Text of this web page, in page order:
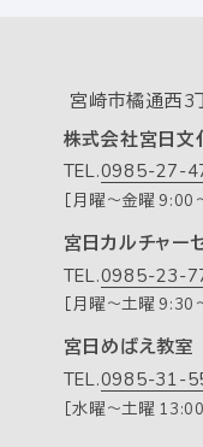
宮崎市橘通西3
株式会社宮日文
TEL.0985-27-
［月曜～金曜
宮日カルチャー
TEL.0985-23-
［月曜～土曜 9:30
宮日めばえ教室
TEL.0985-31-
［水曜～土曜